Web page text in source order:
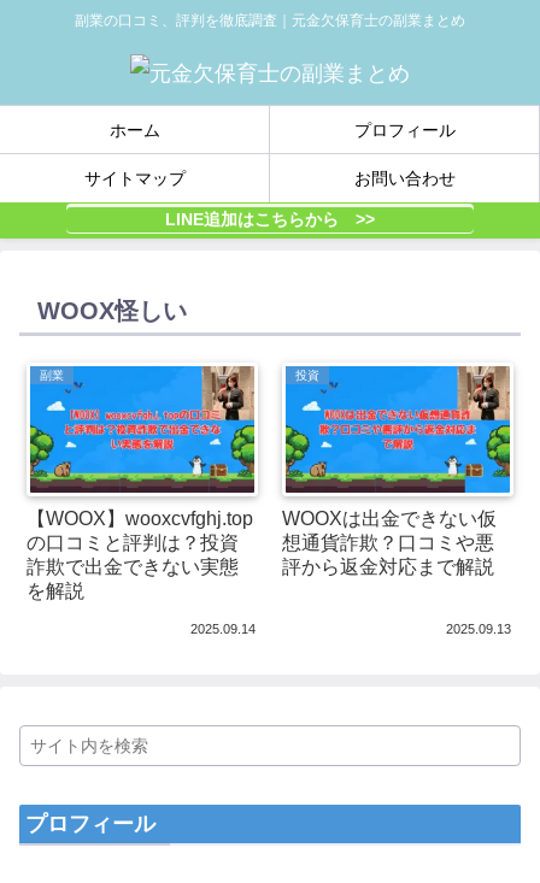
副業の口コミ、評判を徹底調査｜元金欠保育士の副業まとめ
ホーム プロフィール
サイトマップ お問い合わせ
LINE追加はこちらから >>
WOOX怪しい
副業
【WOOX】wooxcvfghj.top
の口コミと評判は？投資
詐欺で出金できない実態
を解説
2025.09.14
投資
WOOXは出金できない仮
想通貨詐欺？口コミや悪
評から返金対応まで解説
2025.09.13
プロフィール